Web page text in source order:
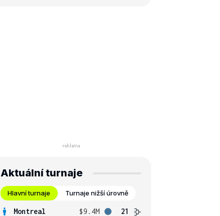
Aktuální turnaje
Hlavní turnaje Turnaje nižší úrovně
Montreal $9.4M
21